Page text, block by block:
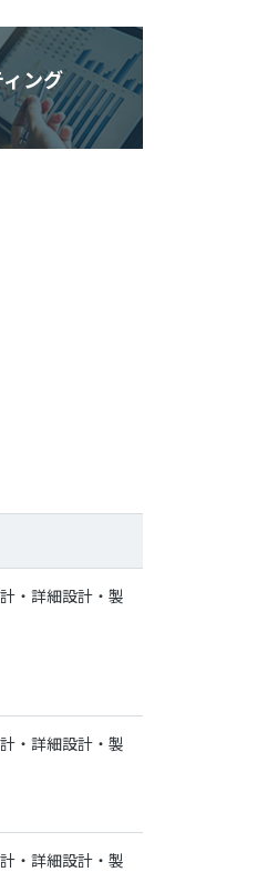
ング
・詳細設計・製
・詳細設計・製
・詳細設計・製